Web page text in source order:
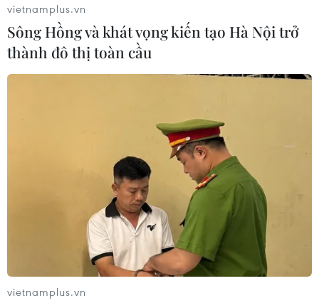
Một số loại sản phẩm hoa quả đã vơi hàng. (Ảnh: Thanh
Tâm/Vietnam+)
vietnamplus.vn
Sông Hồng và khát vọng kiến tạo Hà Nội trở
thành đô thị toàn cầu
vietnamplus.vn